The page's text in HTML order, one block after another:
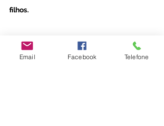
filhos.
Email Facebook Telefone